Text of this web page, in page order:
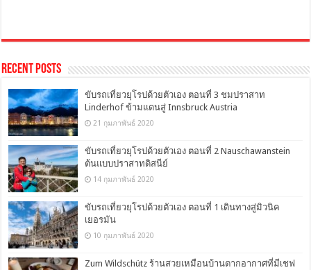
Recent Posts
ขับรถเที่ยวยุโรปด้วยตัวเอง ตอนที่ 3 ชมปราสาท
Linderhof ข้ามแดนสู่ Innsbruck Austria
21 กุมภาพันธ์ 2020
ขับรถเที่ยวยุโรปด้วยตัวเอง ตอนที่ 2 Nauschawanstein
ต้นแบบปราสาทดิสนีย์
14 กุมภาพันธ์ 2020
ขับรถเที่ยวยุโรปด้วยตัวเอง ตอนที่ 1 เดินทางสู่มิวนิค
เยอรมัน
10 กุมภาพันธ์ 2020
Zum Wildschütz ร้านสวยเหมือนบ้านตากอากาศที่มีเชฟ